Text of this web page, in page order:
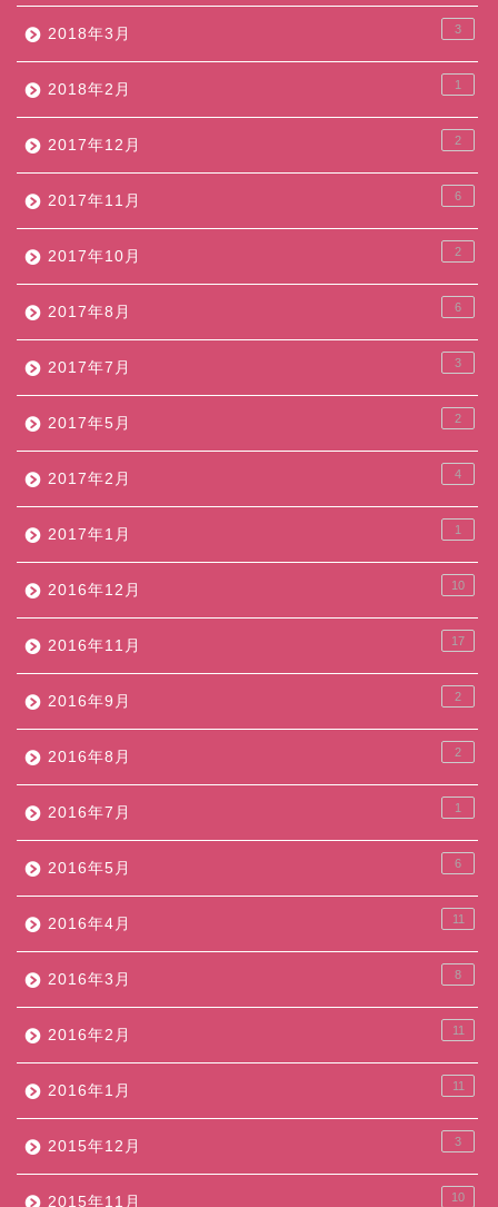
2018年3月 3
2018年2月 1
2017年12月 2
2017年11月 6
2017年10月 2
2017年8月 6
2017年7月 3
2017年5月 2
2017年2月 4
2017年1月 1
2016年12月 10
2016年11月 17
2016年9月 2
2016年8月 2
2016年7月 1
2016年5月 6
2016年4月 11
2016年3月 8
2016年2月 11
2016年1月 11
2015年12月 3
2015年11月 10